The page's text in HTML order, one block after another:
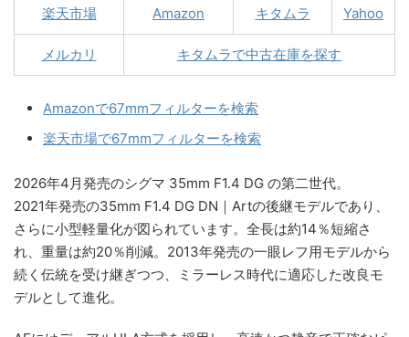
楽天市場 Amazon キタムラ Yahoo
メルカリ キタムラで中古在庫を探す
Amazonで67mmフィルターを検索
楽天市場で67mmフィルターを検索
2026年4月発売のシグマ 35mm F1.4 DG の第二世代。
2021年発売の35mm F1.4 DG DN｜Artの後継モデルであり、
さらに小型軽量化が図られています。全長は約14％短縮さ
れ、重量は約20％削減。2013年発売の一眼レフ用モデルから
続く伝統を受け継ぎつつ、ミラーレス時代に適応した改良モ
デルとして進化。